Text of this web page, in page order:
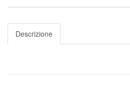
Descrizione